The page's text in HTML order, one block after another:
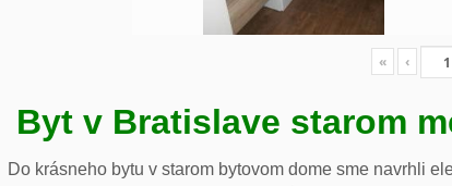
« ‹
Byt v Bratislave starom
Do krásneho bytu v starom bytovom dome sme navrhli